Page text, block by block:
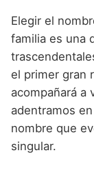
Elegir el
familia es una
el primer gran
acompañará a
adentramos
nombre que
singular.